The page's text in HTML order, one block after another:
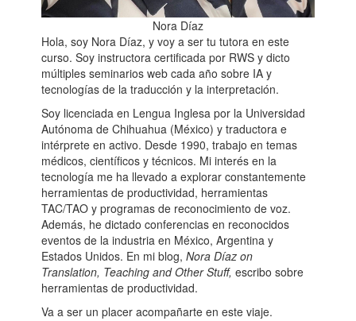
Nora Díaz
Hola, soy Nora Díaz, y voy a ser tu tutora en este
curso. Soy instructora certificada por RWS y dicto
múltiples seminarios web cada año sobre IA y
tecnologías de la traducción y la interpretación.
Soy licenciada en Lengua Inglesa por la Universidad
Autónoma de Chihuahua (México) y traductora e
intérprete en activo. Desde 1990, trabajo en temas
médicos, científicos y técnicos. Mi interés en la
tecnología me ha llevado a explorar constantemente
herramientas de productividad, herramientas
TAC/TAO y programas de reconocimiento de voz.
Además, he dictado conferencias en reconocidos
eventos de la industria en México, Argentina y
Estados Unidos. En mi blog,Nora Díaz on
Translation, Teaching and Other Stuff,escribo sobre
herramientas de productividad.
Va a ser un placer acompañarte en este viaje.